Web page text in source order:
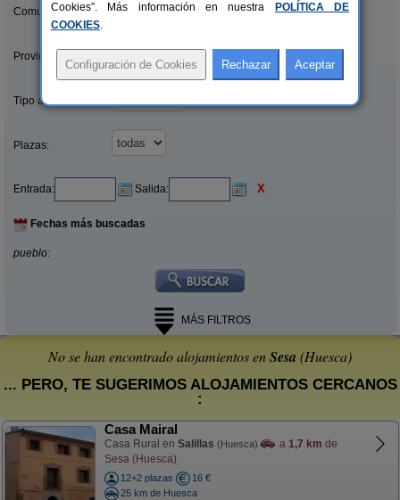
Comunidades:
Provincias/Islas:
Tipo alquiler:
Plazas:
Entrada: Salida: X
Fechas más buscadas
pueblo:
MÁS FILTROS
No se han encontrado alojamientos enSesa (Huesca)
... PERO, TE SUGERIMOS ALOJAMIENTOS CERCANOS
:
Casa Mairal
Casa Rural en Salillas (Huesca) a 1,7 km de
Sesa (Huesca)
12+2 plazas
16 €
25 km de Huesca
Cookies”. Más información en nuestra
POLÍTICA DE
COOKIES.